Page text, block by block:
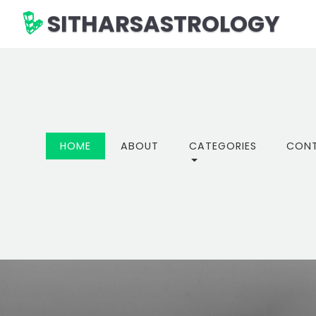
SITHARSASTROLOGY
HOME (CURRENT)
ABOUT CATEGORIES